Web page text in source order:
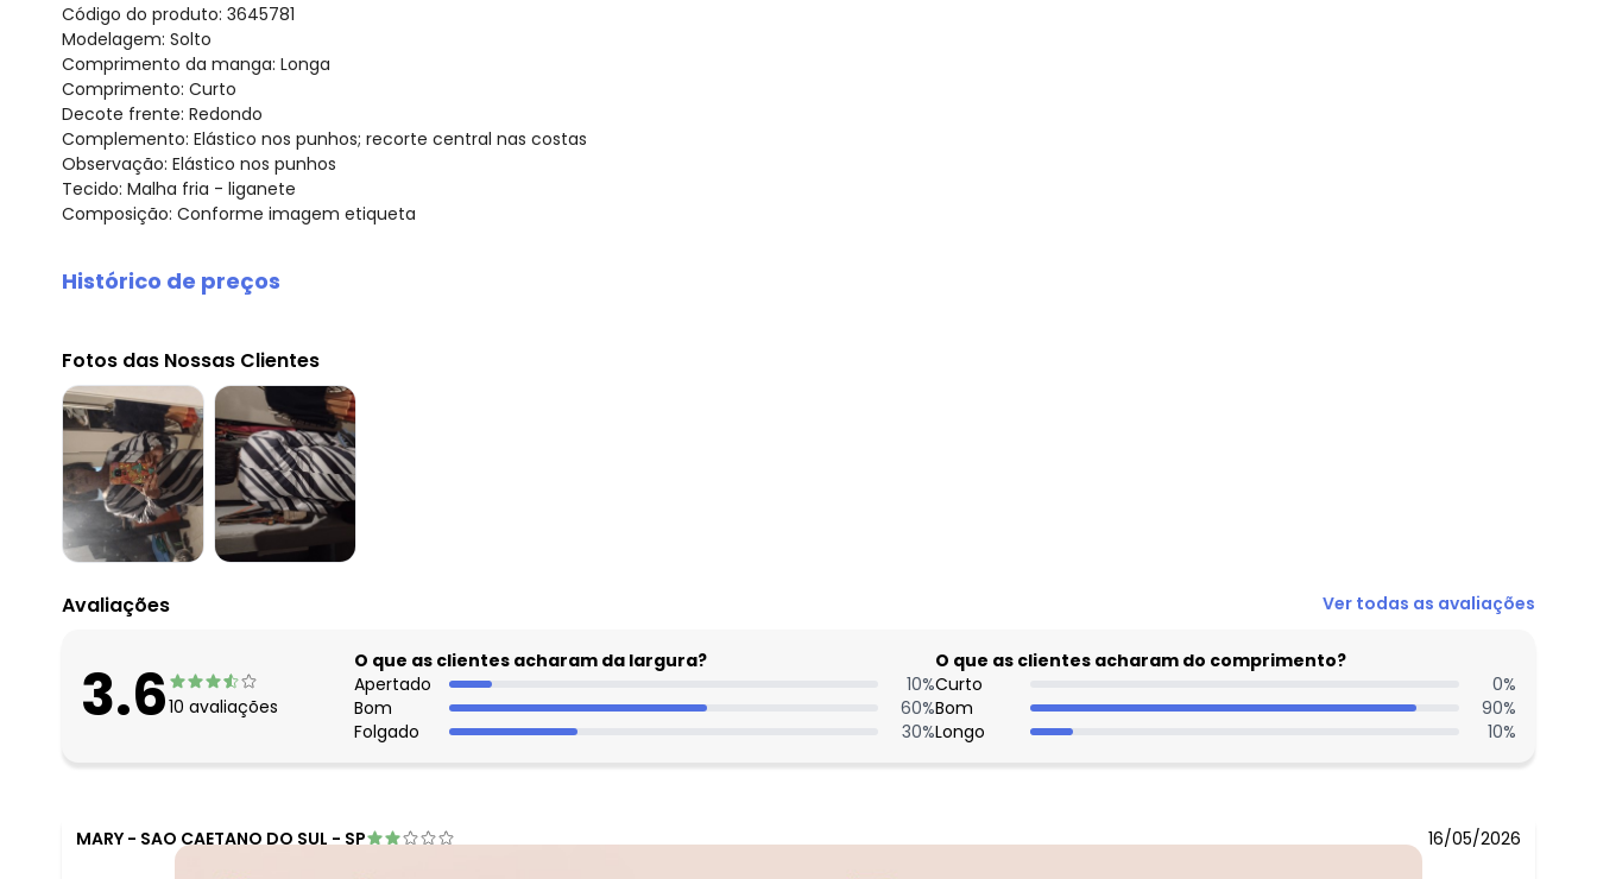
Código do produto: 3645781
Modelagem: Solto
Comprimento da manga: Longa
Comprimento: Curto
Decote frente: Redondo
Complemento: Elástico nos punhos; recorte central nas costas
Observação: Elástico nos punhos
Tecido: Malha fria - liganete
Composição: Conforme imagem etiqueta
Histórico de preços
agosto/2026
julho/2026
junho/2026
maio/2026
abril/2026
março/2026
fevereiro/2026
Fotos das Nossas Clientes
Avaliações Ver todas as avaliações
3.610 avaliações
O que as clientes acharam da largura?
Apertado
10%
Bom
60%
Folgado
30%
O que as clientes acharam do comprimento?
Curto
0%
Bom
90%
Longo
10%
MARY - SAO CAETANO DO SUL - SP 16/05/2026